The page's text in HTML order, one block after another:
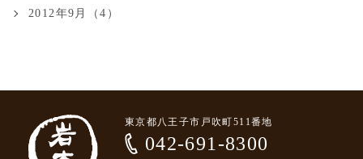
2012年9月（4）
東京都八王子市戸吹町511番地
042-691-8300